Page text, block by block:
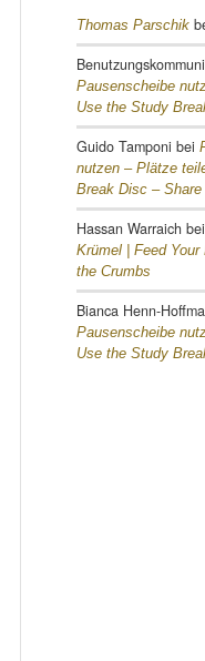
Thomas Parschik
Pausenscheibe
Use the Study
Guido Tamponi bei
nutzen – Plätze
Break Disc – Share
Hassan Warraich bei
Krümel | Feed
the Crumbs
Bianca Henn-
Pausenscheibe
Use the Study